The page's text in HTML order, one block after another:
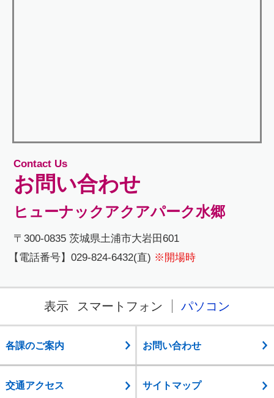
Contact Us
お問い合わせ
ヒューナックアクアパーク水郷
〒300-0835 茨城県土浦市大岩田601
【電話番号】029-824-6432(直) ※開場時
表示 スマートフォン パソコン
各課のご案内 お問い合わせ
交通アクセス サイトマップ